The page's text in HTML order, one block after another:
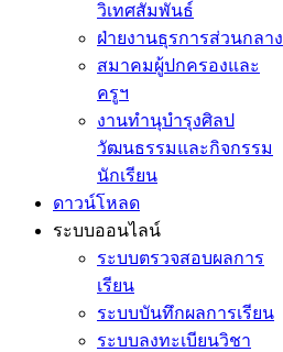
วิเทศสัมพันธ์
ฝ่ายงานธุรการส่วนกลาง
สมาคมผู้ปกครองและ
ครูฯ
งานทำนุบำรุงศิลป
วัฒนธรรมและกิจกรรม
นักเรียน
ดาวน์โหลด
ระบบออนไลน์
ระบบตรวจสอบผลการ
เรียน
ระบบบันทึกผลการเรียน
ระบบลงทะเบียนวิชา